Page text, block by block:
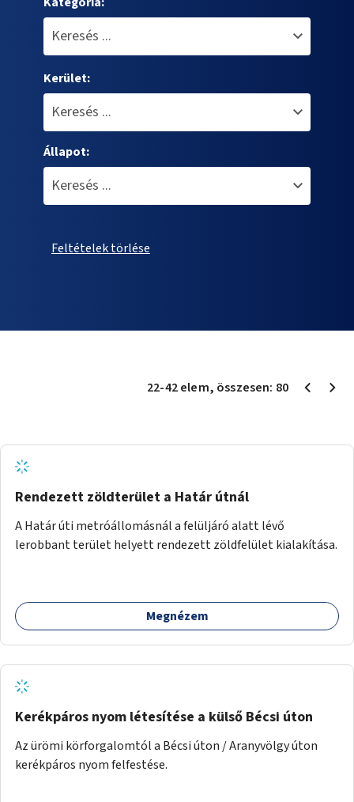
Kerület:
Állapot:
Feltételek törlése
22-42elem, összesen: 80
Rendezett zöldterület a Határ útnál
A Határ úti metróállomásnál a felüljáró alatt lévő
lerobbant terület helyett rendezett zöldfelület kialakítása.
Megnézem
Kerékpáros nyom létesítése a külső Bécsi úton
Az ürömi körforgalomtól a Bécsi úton / Aranyvölgy úton
kerékpáros nyom felfestése.